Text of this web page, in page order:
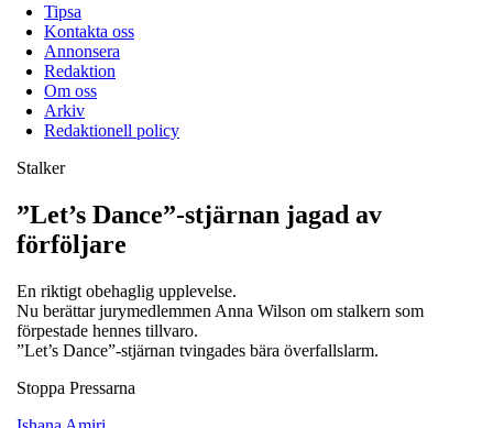
Tipsa
Kontakta oss
Annonsera
Redaktion
Om oss
Arkiv
Redaktionell policy
Stalker
”Let’s Dance”-stjärnan jagad av
förföljare
En riktigt obehaglig upplevelse.
Nu berättar jurymedlemmen Anna Wilson om stalkern som
förpestade hennes tillvaro.
”Let’s Dance”-stjärnan tvingades bära överfallslarm.
Stoppa Pressarna